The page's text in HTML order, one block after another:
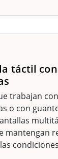
táctil
trabajan
o con
mantengan